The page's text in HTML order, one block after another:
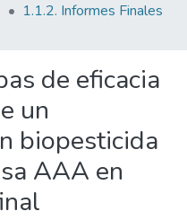
1.1.2. Informes Finales
de eficacia
un
biopesticida
AAA en